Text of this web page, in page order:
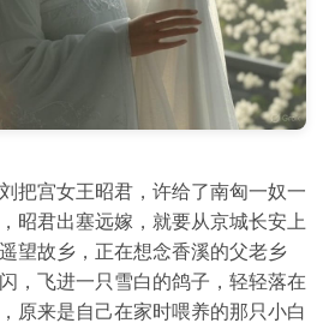
把宫女王昭君，许给了南匈一奴一
昭君出塞远嫁，就要从京城长安上
望故乡，正在想念香溪的父老乡
，飞进一只雪白的鸽子，轻轻落在
原来是自己在家时喂养的那只小白